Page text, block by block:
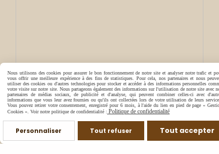
Nous utilisons des cookies pour assurer le bon fonctionnement de notre site et analyser notre trafic et
vous offrir une meilleure expérience à des fins de statistiques. Pour cela, nos partenaires et nous
utiliser des cookies ou d'autres technologies pour stocker et accéder à des informations personnelles
votre visite sur notre site. Nous partageons également des informations sur l'utilisation de notre site avec
partenaires de médias sociaux, de publicité et d'analyse, qui peuvent combiner celles-ci avec
informations que vous leur avez fournies ou qu'ils ont collectées lors de votre utilisation de leurs
Vous pouvez retirer votre consentement, enregistré pour 6 mois, à l'aide du lien en pied de page «
Cookies ». Voir notre politique de confidentialité : Politique de confidentialité
Personnaliser Tout refuser Tout accepter